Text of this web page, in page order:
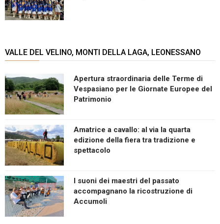
VALLE DEL VELINO, MONTI DELLA LAGA, LEONESSANO
Apertura straordinaria delle Terme di
Vespasiano per le Giornate Europee del
Patrimonio
Amatrice a cavallo: al via la quarta
edizione della fiera tra tradizione e
spettacolo
I suoni dei maestri del passato
accompagnano la ricostruzione di
Accumoli